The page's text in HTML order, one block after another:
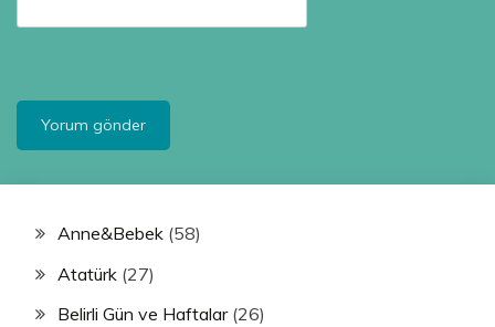
Anne&Bebek (58)
Atatürk (27)
Belirli Gün ve Haftalar(26)